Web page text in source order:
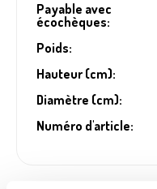
Payable avec
écochèques:
Poids:
Hauteur (cm):
Diamètre (cm):
Numéro d'article: